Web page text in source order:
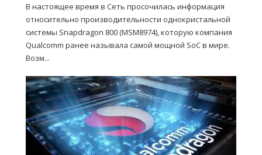
В настоящее время в Сеть просочилась информация
относительно производительности однокристальной
системы Snapdragon 800 (MSM8974), которую компания
Qualcomm ранее называла самой мощной SoC в мире.
Возм...